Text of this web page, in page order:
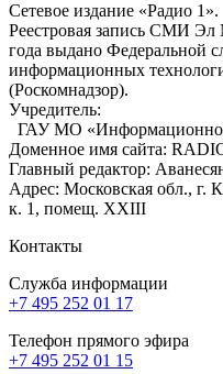
Сетевое издание «Радио 1».
Реестровая запись СМИ
года выдано Федеральной
информационных
(Роскомнадзор).
Учредитель:
ГАУ МО «Информационное
Доменное имя сайта:
Главный редактор:
Адрес: Московская обл., г.
к. 1, помещ. XXIII
Контакты
Служба информации
+7 495 252 01 17
Телефон прямого эфира
+7 495 252 01 15